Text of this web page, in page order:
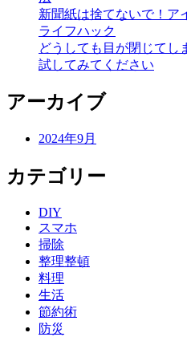
新聞紙は捨てないで！ア
ライフハック
どうしても目が閉じてし
試してみてください
アーカイブ
2024年9月
カテゴリー
DIY
スマホ
掃除
整理整頓
料理
生活
節約術
防災